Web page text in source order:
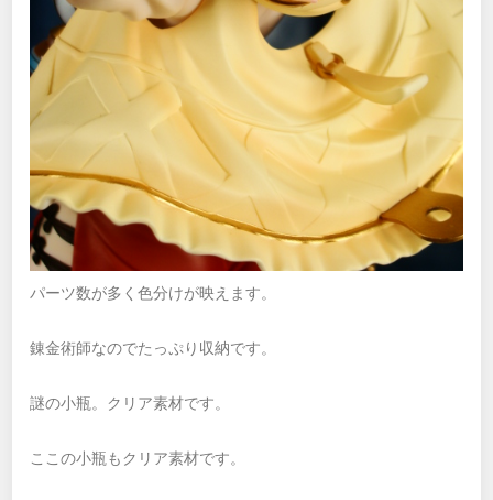
パーツ数が多く色分けが映えます。
錬金術師なのでたっぷり収納です。
謎の小瓶。クリア素材です。
ここの小瓶もクリア素材です。